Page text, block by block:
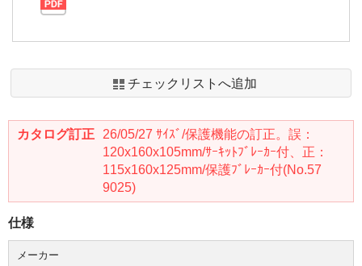
チェックリストへ追加
カタログ訂正
26/05/27 ｻｲｽﾞ/保護機能の訂正。誤：
120x160x105mm/ｻｰｷｯﾄﾌﾞﾚｰｶｰ付、正：
115x160x125mm/保護ﾌﾞﾚｰｶｰ付(No.57
9025)
仕様
メーカー